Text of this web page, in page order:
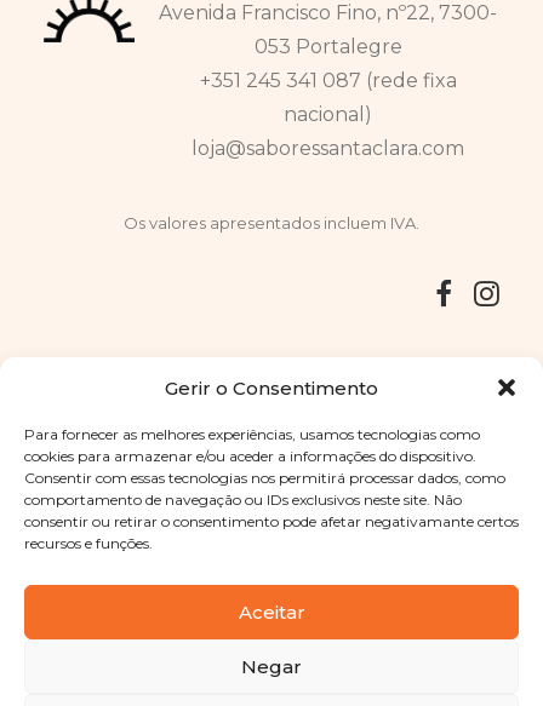
Gerir o Consentimento
Para fornecer as melhores experiências, usamos tecnologias como
cookies para armazenar e/ou aceder a informações do dispositivo.
Consentir com essas tecnologias nos permitirá processar dados, como
comportamento de navegação ou IDs exclusivos neste site. Não
consentir ou retirar o consentimento pode afetar negativamante certos
recursos e funções.
Aceitar
Negar
Avenida Francisco Fino, nº22, 7300-
053 Portalegre
+351 245 341 087 (rede fixa
nacional)
loja@saboressantaclara.com
Os valores apresentados incluem IVA.
Copyright © 2025 Sabores Santa Clara
. Todos os direitos
reservadosPolítica de Privacidade |Termos e condições
Designed byShift Your Branding Agency